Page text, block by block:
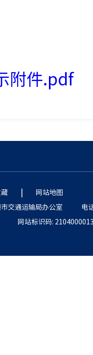
附件.pdf
|
网站地图
交通运输局办公室
电
网站标识码: